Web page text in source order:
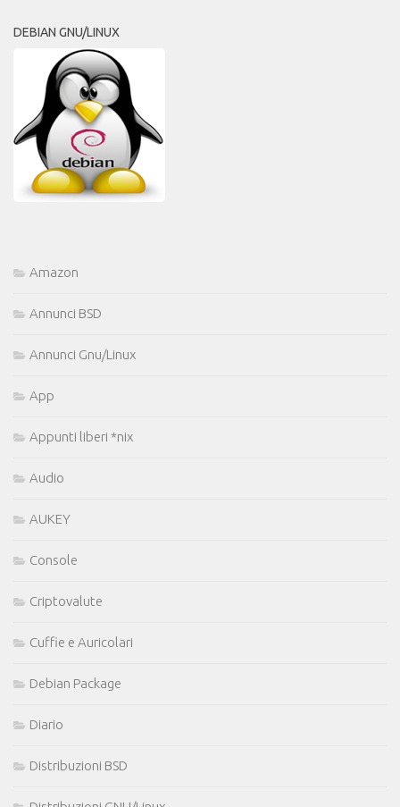
DEBIAN GNU/LINUX
Amazon
Annunci BSD
Annunci Gnu/Linux
App
Appunti liberi *nix
Audio
AUKEY
Console
Criptovalute
Cuffie e Auricolari
Debian Package
Diario
Distribuzioni BSD